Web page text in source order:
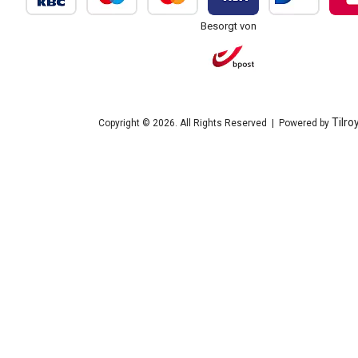
Besorgt von
Copyright © 2026. All Rights Reserved | Powered by